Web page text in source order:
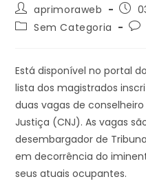
Autor
do
post:
aprimoraweb
Post
Categoria
Sem Categoria
Está disponível no portal
lista dos magistrados
duas vagas de
Justiça (CNJ). As vagas
desembargador de
em decorrência do
seus atuais ocupantes.